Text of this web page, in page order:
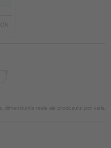
reale ale produsului pot varia.